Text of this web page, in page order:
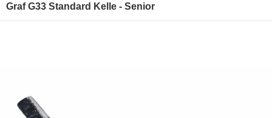
Graf G33 Standard Kelle - Senior